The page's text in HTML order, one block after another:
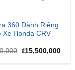
360 Dành Riêng
Xe Honda CRV
Giá
là:
₫15,500,000Giá
tại